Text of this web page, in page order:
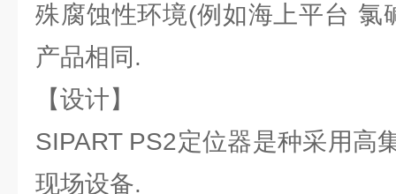
殊腐蚀性环境(例如海上平台 氯
产品相同.
【设计】
SIPART PS2定位器是种采用高
现场设备.